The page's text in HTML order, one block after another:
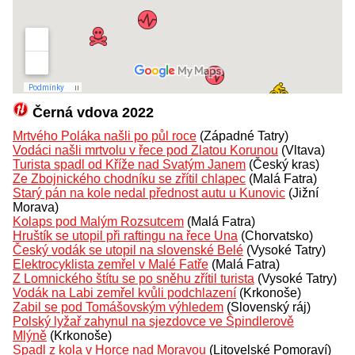
Černá vdova 2022
Mrtvého Poláka našli po půl roce (Západné Tatry)
Vodáci našli mrtvolu v řece pod Zlatou Korunou (Vltava)
Turista spadl od Kříže nad Svatým Janem (Český kras)
Ze Zbojnického chodníku se zřítil chlapec (Malá Fatra)
Starý pán na kole nedal přednost autu u Kunovic (Jižní
Morava)
Kolaps pod Malým Rozsutcem (Malá Fatra)
Hruštík se utopil při raftingu na řece Una (Chorvatsko)
Český vodák se utopil na slovenské Belé (Vysoké Tatry)
Elektrocyklista zemřel v Malé Fatře (Malá Fatra)
Z Lomnického štítu se po sněhu zřítil turista (Vysoké Tatry)
Vodák na Labi zemřel kvůli podchlazení (Krkonoše)
Zabil se pod Tomášovským výhledem (Slovenský ráj)
Polský lyžař zahynul na sjezdovce ve Špindlerově
Mlýně (Krkonoše)
Spadl z kola v Horce nad Moravou (Litovelské Pomoraví)